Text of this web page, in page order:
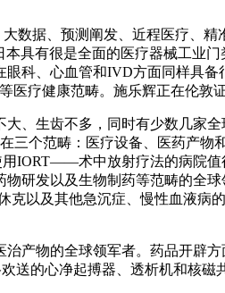
据、预测阐发、近程医疗、精
具有很是全面的医疗器械工业
科、心血管和IVD方面同样具备
疗健康范畴。施乐辉正在伦敦
生齿不多，同时有少数几家全
三个范畴：医疗设备、医药产物
IORT——术中放射疗法的病院
研发以及生物制药等范畴的全
以及其他急沉症、慢性血液病
物的全球领军者。药品开辟方
送的心净起搏器、透析机和核磁